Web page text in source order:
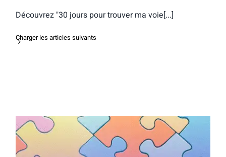
Découvrez "30 jours pour trouver ma voie[...]
Charger les articles suivants